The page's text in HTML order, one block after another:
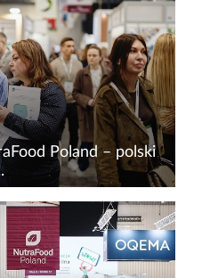
wydarzenie branży
funkcjonalnej w
Poland – polski
za nami! Edycja
rosnące znaczenie tego
się jako wiodący
Środkowo-